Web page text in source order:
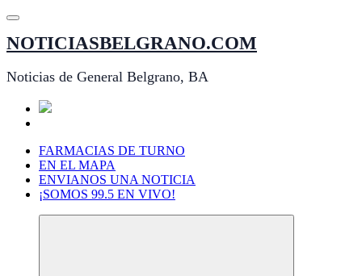
Saltar
contenido
NOTICIASBELGRANO.COM
Noticias de General Belgrano, BA
FARMACIAS DE TURNO
EN EL MAPA
ENVIANOS UNA NOTICIA
¡SOMOS 99.5 EN VIVO!